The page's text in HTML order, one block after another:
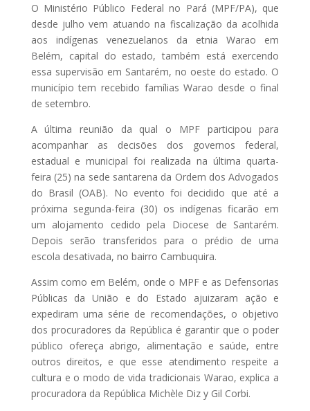
O Ministério Público Federal no Pará (MPF/PA), que
desde julho vem atuando na fiscalização da acolhida
aos indígenas venezuelanos da etnia Warao em
Belém, capital do estado, também está exercendo
essa supervisão em Santarém, no oeste do estado. O
município tem recebido famílias Warao desde o final
de setembro.
A última reunião da qual o MPF participou para
acompanhar as decisões dos governos federal,
estadual e municipal foi realizada na última quarta-
feira (25) na sede santarena da Ordem dos Advogados
do Brasil (OAB). No evento foi decidido que até a
próxima segunda-feira (30) os indígenas ficarão em
um alojamento cedido pela Diocese de Santarém.
Depois serão transferidos para o prédio de uma
escola desativada, no bairro Cambuquira.
Assim como em Belém, onde o MPF e as Defensorias
Públicas da União e do Estado ajuizaram ação e
expediram uma série de recomendações, o objetivo
dos procuradores da República é garantir que o poder
público ofereça abrigo, alimentação e saúde, entre
outros direitos, e que esse atendimento respeite a
cultura e o modo de vida tradicionais Warao, explica a
procuradora da República Michèle Diz y Gil Corbi.